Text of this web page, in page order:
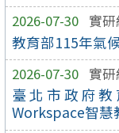
2026-07-30 實研
教育部115年氣
2026-07-30 實研
臺北市政府教
Workspace智慧